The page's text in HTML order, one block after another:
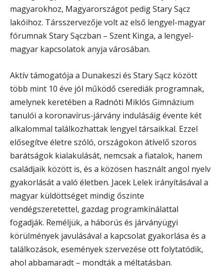
magyarokhoz, Magyarországot pedig Stary Sącz
lakóihoz. Társszervezője volt az első lengyel-magyar
fórumnak Stary Sączban – Szent Kinga, a lengyel-
magyar kapcsolatok anyja városában.
Aktív támogatója a Dunakeszi és Stary Sącz között
több mint 10 éve jól működő cserediák programnak,
amelynek keretében a Radnóti Miklós Gimnázium
tanulói a koronavírus-járvány indulásáig évente két
alkalommal találkozhattak lengyel társaikkal. Ezzel
elősegítve életre szóló, országokon átívelő szoros
barátságok kialakulását, nemcsak a fiatalok, hanem
családjaik között is, és a közösen használt angol nyelv
gyakorlását a való életben. Jacek Lelek irányításával a
magyar küldöttséget mindig őszinte
vendégszeretettel, gazdag programkínálattal
fogadják. Reméljük, a háborús és járványügyi
körülmények javulásával a kapcsolat gyakorlása és a
találkozások, események szervezése ott folytatódik,
ahol abbamaradt – mondták a méltatásban.